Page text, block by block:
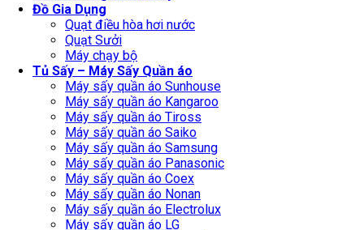
Đồ Gia Dụng
Quạt điều hòa hơi nước
Quạt Sưởi
Máy chạy bộ
Tủ Sấy – Máy Sấy Quần áo
Máy sấy quần áo Sunhouse
Máy sấy quần áo Kangaroo
Máy sấy quần áo Tiross
Máy sấy quần áo Saiko
Máy sấy quần áo Samsung
Máy sấy quần áo Panasonic
Máy sấy quần áo Coex
Máy sấy quần áo Nonan
Máy sấy quần áo Electrolux
Máy sấy quần áo LG